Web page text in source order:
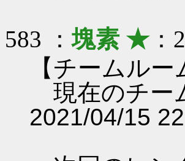
583 ：塊素 ★：
【チームル
現在のチー
2021/04/15